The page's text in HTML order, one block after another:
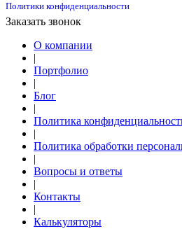
Политики конфиденциальности
Заказать звонок
О компании
|
Портфолио
|
Блог
|
Политика
|
Политика обработки
|
Вопросы и ответы
|
Контакты
|
Калькуляторы